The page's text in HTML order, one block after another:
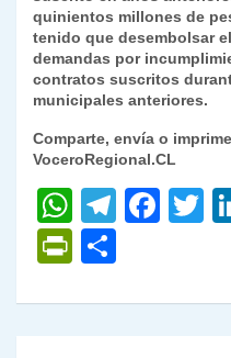
quinientos millones de
tenido que desembolsar
demandas por
contratos suscritos
municipales anteriores.
Comparte, envía o
VoceroRegional.CL
W
h
at
s
T
gr
F
e
T
P
nt m